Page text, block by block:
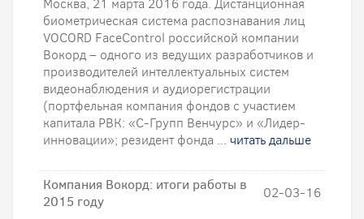
Москва, 21 марта 2016 года. Дистанционная
биометрическая система распознавания лиц
VOCORD FaceControl российской компании
Вокорд – одного из ведущих разработчиков и
производителей интеллектуальных систем
видеонаблюдения и аудиорегистрации
(портфельная компания фондов с участием
капитала РВК: «С-Групп Венчурс» и «Лидер-
инновации»; резидент фонда ... читать дальше
Компания Вокорд: итоги работы в
2015 году
02-03-16